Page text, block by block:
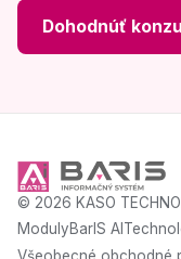
Dohodnúť
© 2026 KASO
ModulyBarIS AI